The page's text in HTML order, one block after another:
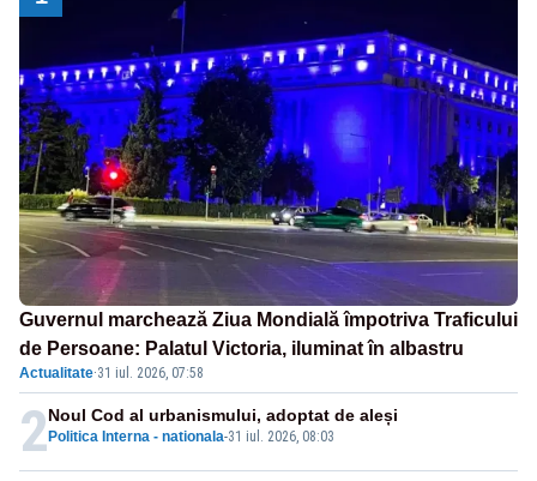
Guvernul marchează Ziua Mondială împotriva Traficului
de Persoane: Palatul Victoria, iluminat în albastru
Actualitate·31 iul. 2026, 07:58
2 Politica Interna - nationala-31 iul. 2026, 08:03
Noul Cod al urbanismului, adoptat de aleși